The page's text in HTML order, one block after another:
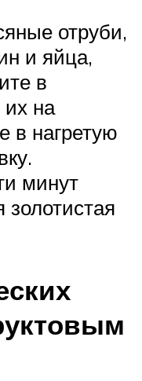
отруби,
и яйца,
в
на
в нагретую
минут
золотистая